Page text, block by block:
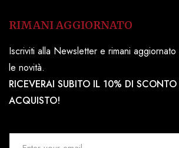
RIMANI AGGIORNATO
Iscriviti alla Newsletter e rimani
le novità.
RICEVERAI SUBITO IL 10% DI
ACQUISTO!